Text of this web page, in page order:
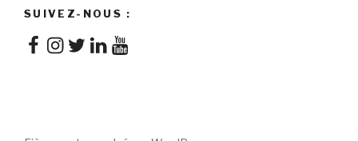
SUIVEZ-NOUS :
Facebook
Instagram
TwitterLinkedInYouTube